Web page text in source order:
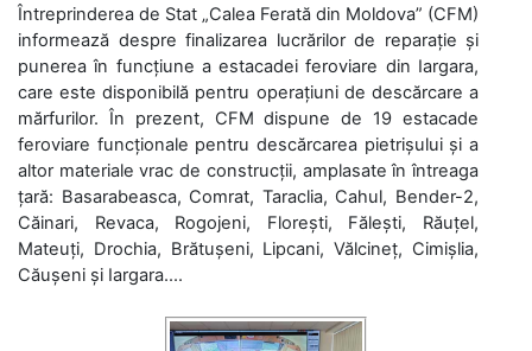
Întreprinderea de Stat „Calea Ferată din Moldova” (CFM)
informează despre finalizarea lucrărilor de reparație și
punerea în funcțiune a estacadei feroviare din Iargara,
care este disponibilă pentru operațiuni de descărcare a
mărfurilor. În prezent, CFM dispune de 19 estacade
feroviare funcționale pentru descărcarea pietrișului și a
altor materiale vrac de construcții, amplasate în întreaga
țară: Basarabeasca, Comrat, Taraclia, Cahul, Bender-2,
Căinari, Revaca, Rogojeni, Florești, Fălești, Răuțel,
Mateuți, Drochia, Brătușeni, Lipcani, Vălcineț, Cimișlia,
Căușeni și Iargara....